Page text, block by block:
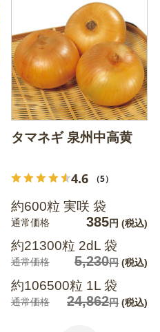
タマネギ 泉州中高黄
4.6 （5）
約600粒 実咲 袋
通常価格 385円 (税込)
約21300粒 2dL 袋
通常価格 5,230円 (税込)
約106500粒 1L 袋
通常価格 24,862円 (税込)